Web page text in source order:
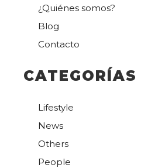
¿Quiénes somos?
Blog
Contacto
CATEGORÍAS
Lifestyle
News
Others
People